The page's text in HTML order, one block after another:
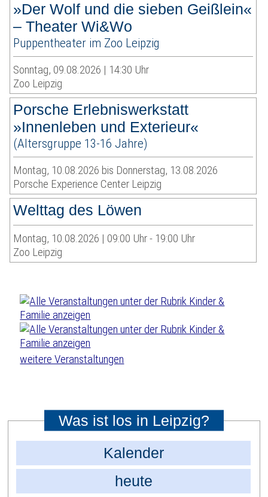
»Der Wolf und die sieben Geißlein«
– Theater Wi&Wo
Puppentheater im Zoo Leipzig
Sonntag, 09.08.2026 | 14:30 Uhr
Zoo Leipzig
Porsche Erlebniswerkstatt
»Innenleben und Exterieur«
(Altersgruppe 13-16 Jahre)
Montag, 10.08.2026 bis Donnerstag, 13.08.2026
Porsche Experience Center Leipzig
Welttag des Löwen
Montag, 10.08.2026 | 09:00 Uhr - 19:00 Uhr
Zoo Leipzig
weitere Veranstaltungen
Was ist los in Leipzig?
Kalender
heute